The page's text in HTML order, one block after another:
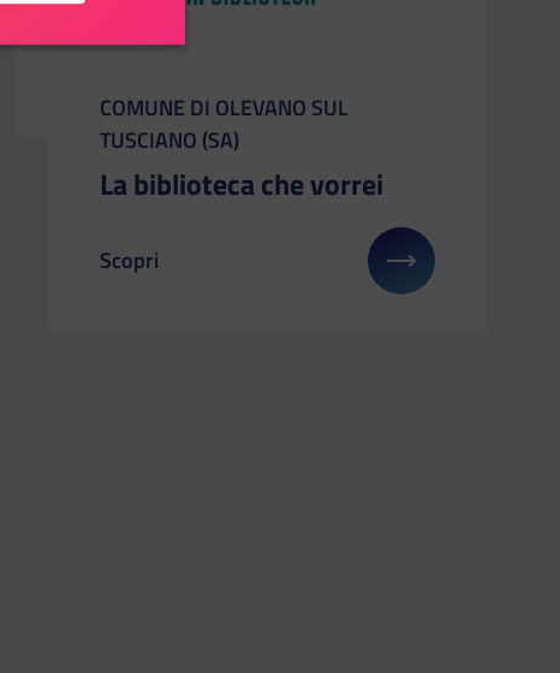
Biblioteca da vivere
COMUNE DI OLEVANO SUL
TUSCIANO (SA)
La biblioteca che vorrei
Il link ti porterà ad avere maggiori dettagli su: La
Scopri